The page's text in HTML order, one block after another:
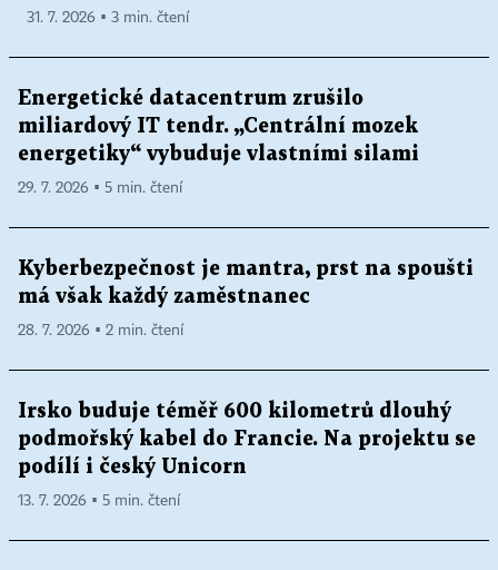
31. 7. 2026 ▪ 3 min. čtení
Energetické datacentrum zrušilo
miliardový IT tendr. „Centrální mozek
energetiky“ vybuduje vlastními silami
29. 7. 2026 ▪ 5 min. čtení
Kyberbezpečnost je mantra, prst na spoušti
má však každý zaměstnanec
28. 7. 2026 ▪ 2 min. čtení
Irsko buduje téměř 600 kilometrů dlouhý
podmořský kabel do Francie. Na projektu se
podílí i český Unicorn
13. 7. 2026 ▪ 5 min. čtení